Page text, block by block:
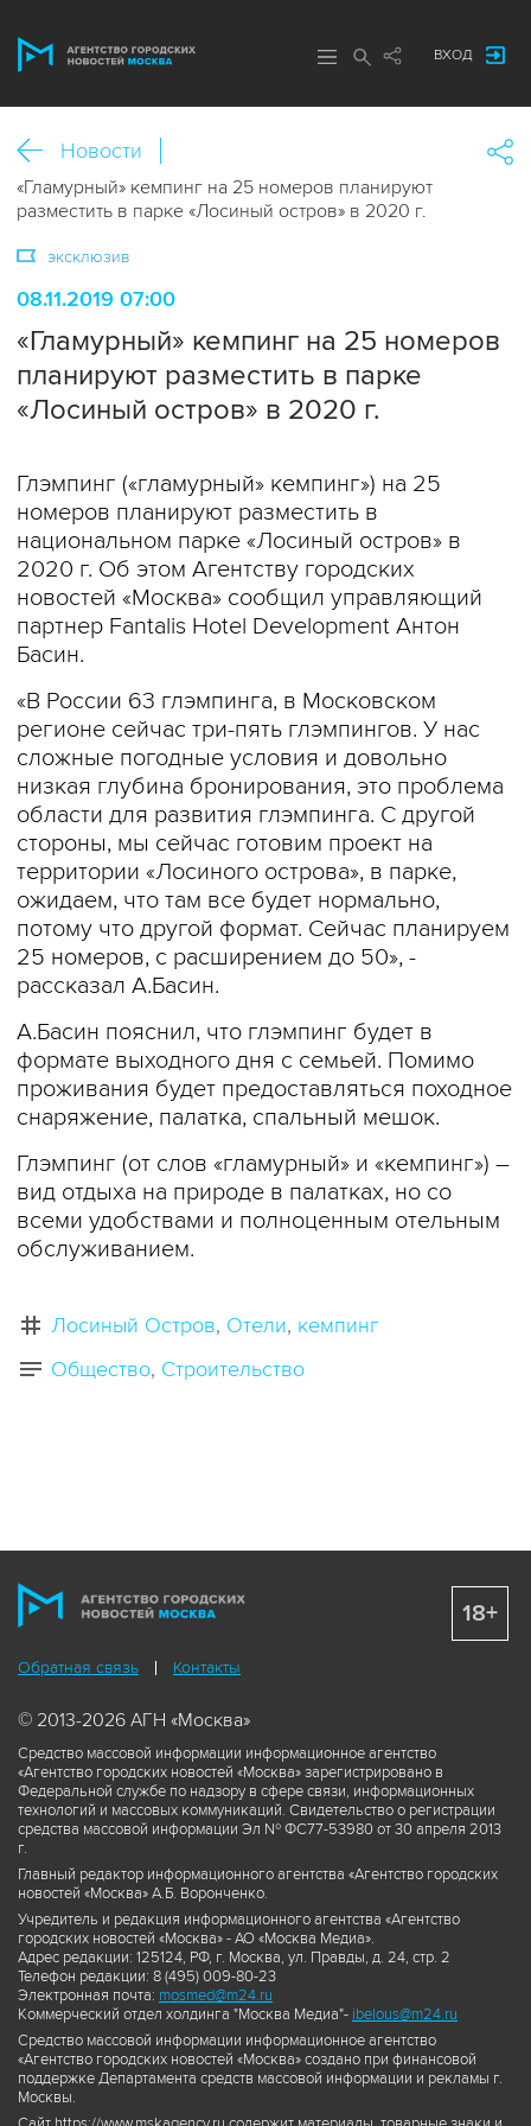
ВХОД
Новости
«Гламурный» кемпинг на 25 номеров планируют
разместить в парке «Лосиный остров» в 2020 г.
эксклюзив
08.11.2019 07:00
«Гламурный» кемпинг на 25 номеров
планируют разместить в парке
«Лосиный остров» в 2020 г.
Глэмпинг («гламурный» кемпинг») на 25
номеров планируют разместить в
национальном парке «Лосиный остров» в
2020 г. Об этом Агентству городских
новостей «Москва» сообщил управляющий
партнер Fantalis Hotel Development Антон
Басин.
«В России 63 глэмпинга, в Московском
регионе сейчас три-пять глэмпингов. У нас
сложные погодные условия и довольно
низкая глубина бронирования, это проблема
области для развития глэмпинга. С другой
стороны, мы сейчас готовим проект на
территории «Лосиного острова», в парке,
ожидаем, что там все будет нормально,
потому что другой формат. Сейчас планируем
25 номеров, с расширением до 50», -
рассказал А.Басин.
А.Басин пояснил, что глэмпинг будет в
формате выходного дня с семьей. Помимо
проживания будет предоставляться походное
снаряжение, палатка, спальный мешок.
Глэмпинг (от слов «гламурный» и «кемпинг») –
вид отдыха на природе в палатках, но со
всеми удобствами и полноценным отельным
обслуживанием.
Лосиный Остров Отели кемпинг
Общество Строительство
Обратная связь Контакты
© 2013-2026 АГН «Москва»
Средство массовой информации информационное агентство
«Агентство городских новостей «Москва» зарегистрировано в
Федеральной службе по надзору в сфере связи, информационных
технологий и массовых коммуникаций. Свидетельство о регистрации
средства массовой информации Эл № ФС77-53980 от 30 апреля 2013
г.
Главный редактор информационного агентства «Агентство городских
новостей «Москва» А.Б. Воронченко.
Учредитель и редакция информационного агентства «Агентство
городских новостей «Москва» - АО «Москва Медиа».
Адрес редакции: 125124, РФ, г. Москва, ул. Правды, д. 24, стр. 2
Телефон редакции: 8 (495) 009-80-23
Электронная почта: mosmed@m24.ru
Коммерческий отдел холдинга "Москва Медиа"- ibelous@m24.ru
Средство массовой информации информационное агентство
«Агентство городских новостей «Москва» создано при финансовой
поддержке Департамента средств массовой информации и рекламы г.
Москвы.
18+